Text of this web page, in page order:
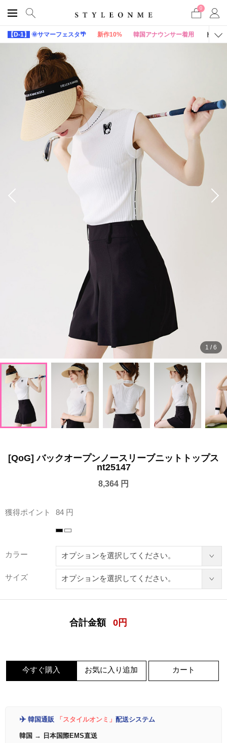
0
【D-1】 🌞サマーフェスタ🌴 新作10% 韓国アナウンサー着用 トップ
1 /6
[QoG] バックオープンノースリーブニットトップス
nt25147
8,364 円
獲得ポイント 84 円
カラー
サイズ
合計金額 0 円
今すぐ購入 お気に入り追加 カート
✈️ 韓国通販 「スタイルオンミ」 配送システム
韓国 → 日本国際EMS直送